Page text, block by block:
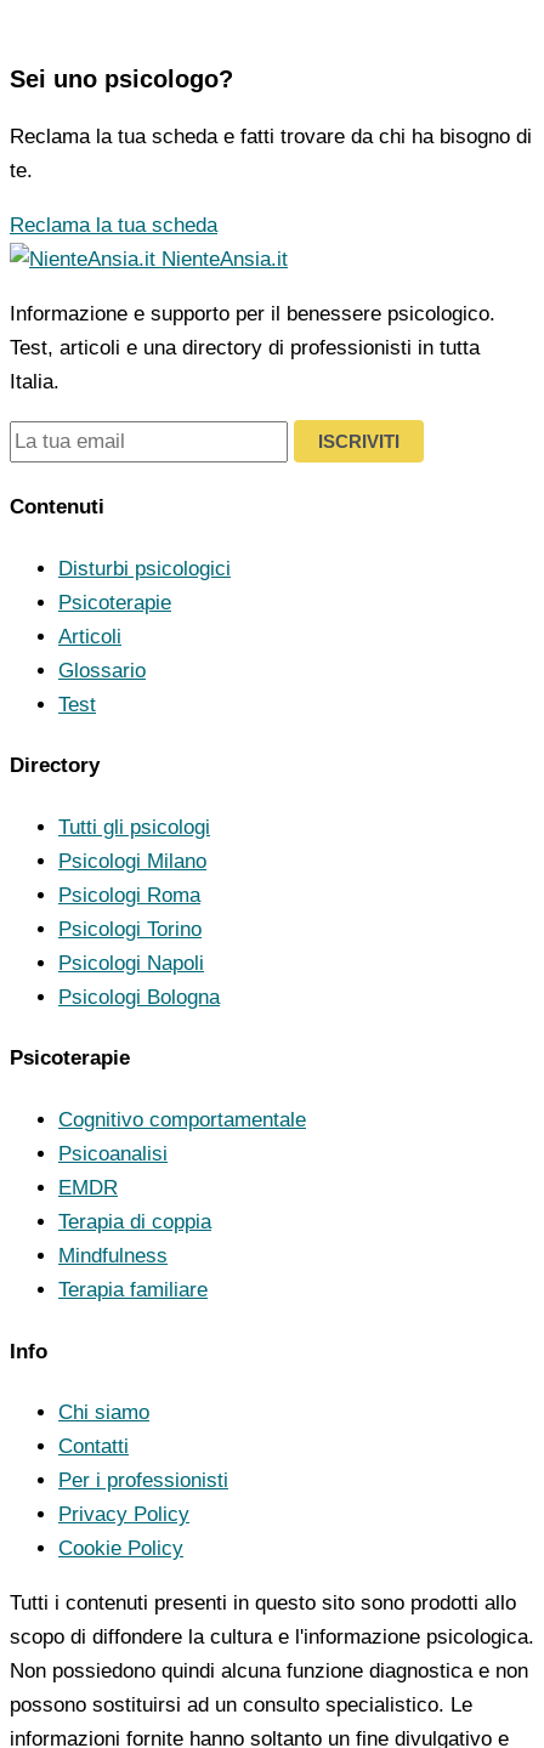
Sei uno psicologo?
Reclama la tua scheda e fatti trovare da chi ha bisogno di
te.
Reclama la tua scheda
NienteAnsia.it
Informazione e supporto per il benessere psicologico.
Test, articoli e una directory di professionisti in tutta
Italia.
ISCRIVITI
Contenuti
Disturbi psicologici
Psicoterapie
Articoli
Glossario
Test
Directory
Tutti gli psicologi
Psicologi Milano
Psicologi Roma
Psicologi Torino
Psicologi Napoli
Psicologi Bologna
Psicoterapie
Cognitivo comportamentale
Psicoanalisi
EMDR
Terapia di coppia
Mindfulness
Terapia familiare
Info
Chi siamo
Contatti
Per i professionisti
Privacy Policy
Cookie Policy
Tutti i contenuti presenti in questo sito sono prodotti allo
scopo di diffondere la cultura e l'informazione psicologica.
Non possiedono quindi alcuna funzione diagnostica e non
possono sostituirsi ad un consulto specialistico. Le
informazioni fornite hanno soltanto un fine divulgativo e